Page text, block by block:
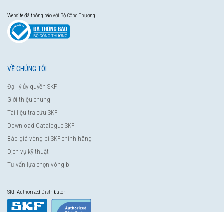
Website đã thông báo với Bộ Công Thương
VỀ CHÚNG TÔI
Đại lý ủy quyền SKF
Giới thiệu chung
Tài liệu tra cứu SKF
Download Catalogue SKF
Báo giá vòng bi SKF chính hãng
Dịch vụ kỹ thuật
Tư vấn lựa chọn vòng bi
SKF Authorized Distributor